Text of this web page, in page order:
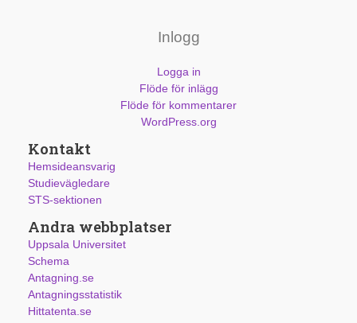
Inlogg
Logga in
Flöde för inlägg
Flöde för kommentarer
WordPress.org
Kontakt
Hemsideansvarig
Studievägledare
STS-sektionen
Andra webbplatser
Uppsala Universitet
Schema
Antagning.se
Antagningsstatistik
Hittatenta.se